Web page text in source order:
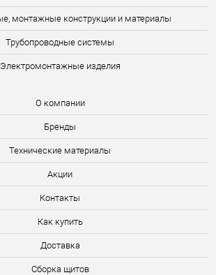
монтажные конструкции и материалы
Трубопроводные системы
Электромонтажные изделия
О компании
Бренды
Технические материалы
Акции
Контакты
Как купить
Доставка
Сборка щитов